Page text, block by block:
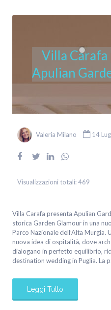
Villa Carafa
Apulian
Valeria Milano 14
Visualizzazioni totali:469
Villa Carafa presenta Apulian
storica Garden Glamour in una
Parco Nazionale dell’Alta Murgia.
nuova idea di ospitalità, dove
dialogano in perfetto equilibrio,
destination wedding in Puglia. La
Leggi Tutto